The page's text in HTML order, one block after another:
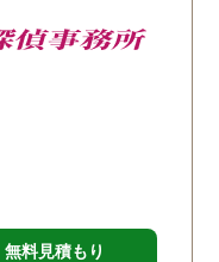
無料見積もり